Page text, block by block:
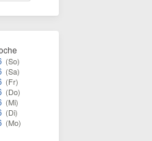
(So)
(Sa)
(Fr)
(Do)
(Mi)
(Di)
(Mo)